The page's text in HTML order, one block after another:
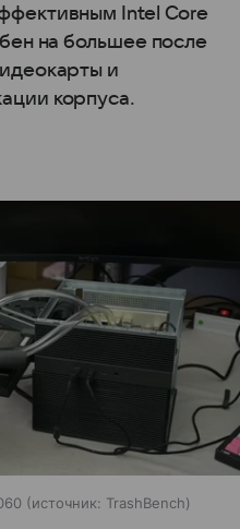
Intel Core
на большее после
и
корпуса.
источник: TrashBench